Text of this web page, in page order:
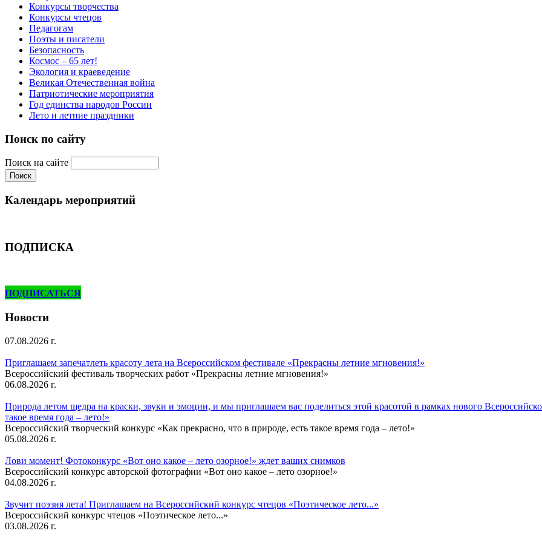
Конкурсы творчества
Конкурсы чтецов
Педагогам
Поэты и писатели
Безопасность
Космос – 65 лет!
Экология и краеведение
Великая Отечественная война
Патриотические мероприятия
Год единства народов России
Лето и летние праздники
Поиск по сайту
Поиск на сайте
Календарь мероприятий
ПОДПИСКА
ПОДПИСАТЬСЯ
Новости
07.08.2026 г.
Приглашаем запечатлеть красоту лета на Всероссийском фестивале «Прекрасны летние мгновения!»
Всероссийский фестиваль творческих работ «Прекрасны летние мгновения!»
06.08.2026 г.
Природа летом щедра на краски, звуки и эмоции, и мы приглашаем вас поделиться этой красотой в рамках нового
такое время года – лето!»
Всероссийский творческий конкурс «Как прекрасно, что в природе, есть такое время года – лето!»
05.08.2026 г.
Лови момент! Фотоконкурс «Вот оно какое – лето озорное!» ждет ваших снимков
Всероссийский конкурс авторской фотографии «Вот оно какое – лето озорное!»
04.08.2026 г.
Звучит поэзия лета! Приглашаем на Всероссийский конкурс чтецов «Поэтическое лето...»
Всероссийский конкурс чтецов «Поэтическое лето...»
03.08.2026 г.